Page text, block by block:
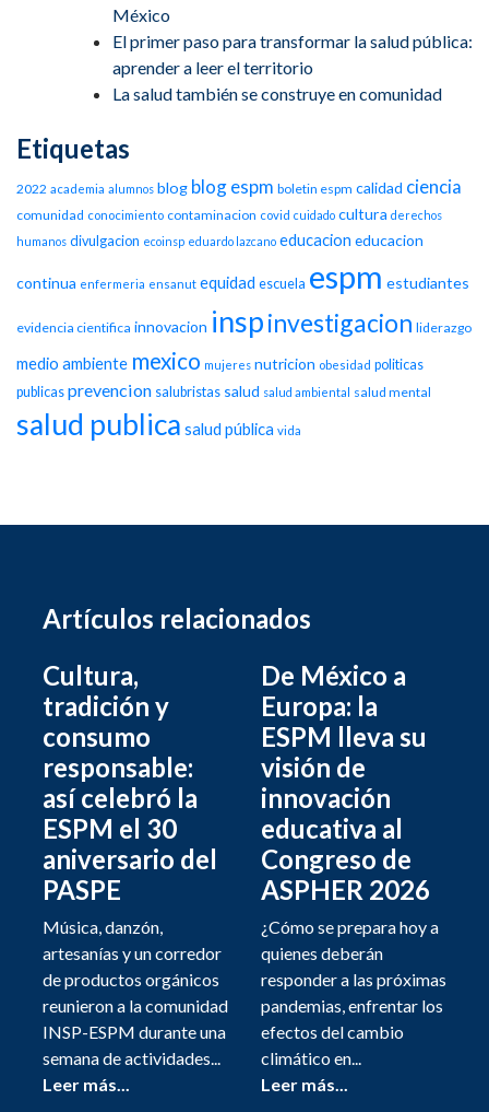
México
El primer paso para transformar la salud pública:
aprender a leer el territorio
La salud también se construye en comunidad
Etiquetas
2022 academia alumnos blog blog espm boletin espm calidad ciencia
comunidad conocimiento contaminacion covid cuidado cultura derechos
humanos divulgacion ecoinsp eduardo lazcano educacion educacion
continua enfermeria ensanut equidad escuela espm estudiantes
evidencia cientifica innovacion inspinvestigacion liderazgo
medio ambiente mexico mujeres nutricion obesidad politicas
publicas prevencion salubristas salud salud ambiental salud mental
salud publica salud pública vida
Artículos relacionados
Cultura,
tradición y
consumo
responsable:
así celebró la
ESPM el 30
aniversario del
PASPE
Música, danzón,
artesanías y un corredor
de productos orgánicos
reunieron a la comunidad
INSP-ESPM durante una
semana de actividades...
Leer más...
De México a
Europa: la
ESPM lleva su
visión de
innovación
educativa al
Congreso de
ASPHER 2026
¿Cómo se prepara hoy a
quienes deberán
responder a las próximas
pandemias, enfrentar los
efectos del cambio
climático en...
Leer más...